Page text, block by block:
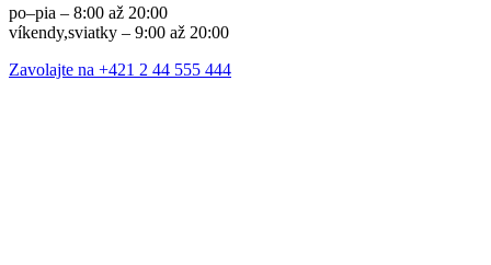
po–pia – 8:00 až 20:00
víkendy,sviatky – 9:00 až 20:00
Zavolajte na +421 2 44 555 444